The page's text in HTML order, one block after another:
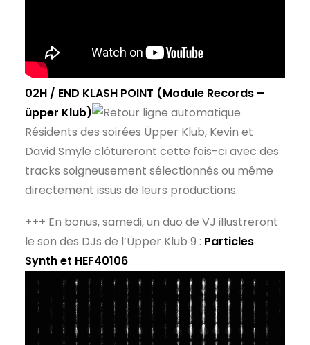
02H / END KLASH POINT (Module Records –
üpper Klub)
Résidents des soirées Üpper Klub, Kevin et
David Smyle clôtureront cette fois-ci avec des
tracks soigneusement sélectionnés ou même
directement issus de leurs productions.
+++ En bonus, samedi, un duo de VJ illustreront
le son des DJs de l’Üpper Klub 9 : Particles
Synth et HEF40106